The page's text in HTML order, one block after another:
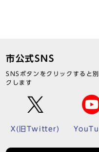
市公式SNS
SNSボタンをクリックすると
クします
X(旧Twitter)